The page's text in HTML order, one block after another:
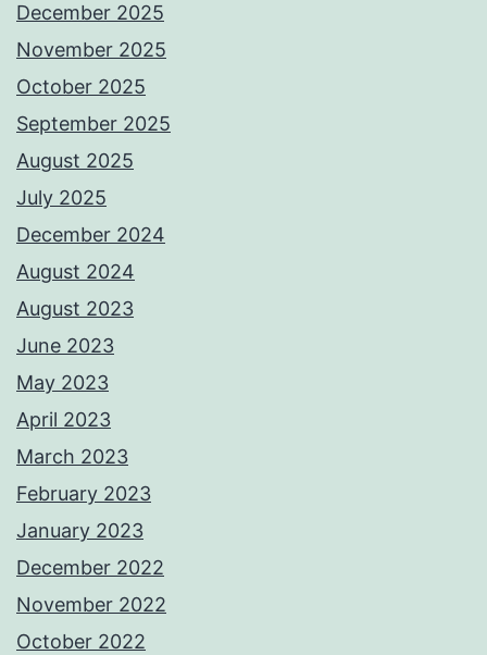
December 2025
November 2025
October 2025
September 2025
August 2025
July 2025
December 2024
August 2024
August 2023
June 2023
May 2023
April 2023
March 2023
February 2023
January 2023
December 2022
November 2022
October 2022